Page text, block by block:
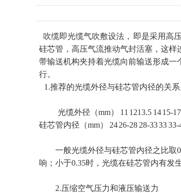
吹缆即光缆气吹敷设法， 即是采用高
硅芯管，高压气流推动气封活塞，这
带输送机构夹持着光缆向前输送形成
行。
1.推荐的光缆外径与硅芯管内径的关
光缆外径（mm） 11 1213.5 14 15-17
硅芯管内径（mm） 24 26-28 28-33 33 33-
一般光缆外径与硅芯管内径之比取
响；小于0.35时，光缆在硅芯管内有发
2.压缩空气压力和液压输送力